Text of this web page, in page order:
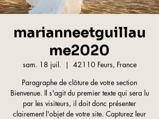
marianneetguillau
me2020
sam. 18 juil.
  |
42110 Feurs, France
Paragraphe de clôture de votre section
Bienvenue. Il s'agit du premier texte qui sera lu
par les visiteurs, il doit donc présenter
clairement l'objet de votre site. Capturez leur